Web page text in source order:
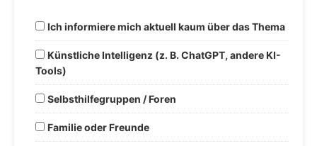
Ich informiere mich aktuell kaum über das Thema
Künstliche Intelligenz (z. B. ChatGPT, andere KI-
Tools)
Selbsthilfegruppen / Foren
Familie oder Freunde